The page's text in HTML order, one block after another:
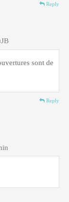
Reply
JB
sont de
Reply